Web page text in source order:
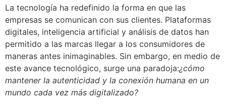
La tecnología ha redefinido la forma en que las
empresas se comunican con sus clientes. Plataformas
digitales, inteligencia artificial y análisis de datos han
permitido a las marcas llegar a los consumidores de
maneras antes inimaginables. Sin embargo, en medio de
este avance tecnológico, surge una paradoja:¿cómo
mantener la autenticidad y la conexión humana en un
mundo cada vez más digitalizado?